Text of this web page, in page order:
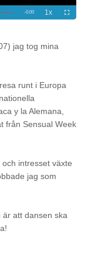
jag tog mina
runt i Europa
y la Alemana,
från Sensual Week
intresset växte
jag som
är att dansen ska